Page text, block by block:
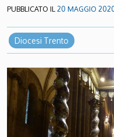
PUBBLICATO IL20 MAGGIO
Diocesi Trento